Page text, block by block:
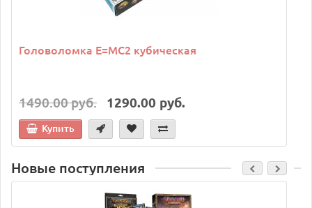
Головоломка E=MC2 кубическая
1490.00 руб. 1290.00 руб.
Купить
Новые поступления